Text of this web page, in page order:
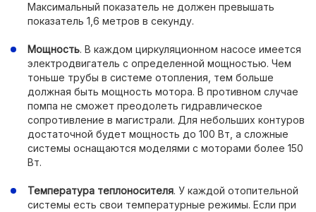
Максимальный показатель не должен превышать
показатель 1,6 метров в секунду.
Мощность. В каждом циркуляционном насосе имеется
электродвигатель с определенной мощностью. Чем
тоньше трубы в системе отопления, тем больше
должная быть мощность мотора. В противном случае
помпа не сможет преодолеть гидравлическое
сопротивление в магистрали. Для небольших контуров
достаточной будет мощность до 100 Вт, а сложные
системы оснащаются моделями с моторами более 150
Вт.
Температура теплоносителя. У каждой отопительной
системы есть свои температурные режимы. Если при